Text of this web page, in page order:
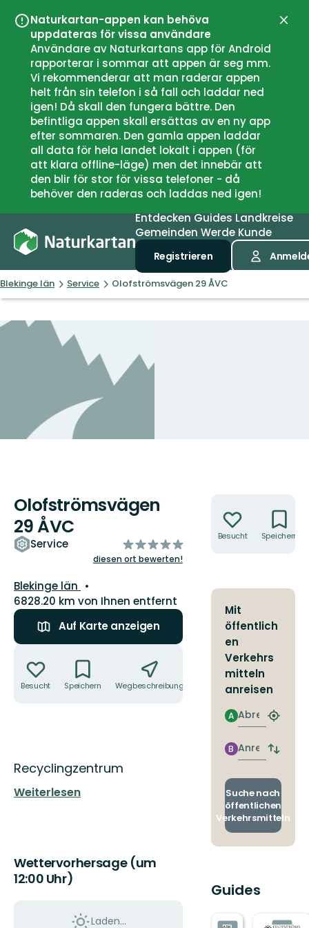
Naturkartan-appen kan behöva
uppdateras för vissa användare
Användare av Naturkartans app för Android
rapporterar i sommar att appen är seg mm.
Vi rekommenderar att man raderar appen
helt från sin telefon i så fall och laddar ned
igen! Då skall den fungera bättre. Den
befintliga appen skall ersättas av en ny app
efter sommaren. Den gamla appen laddar
all data för hela landet lokalt i appen (för
att klara offline-läge) men det innebär att
den blir för stor för vissa telefoner - då
behöver den raderas och laddas ned igen!
EntdeckenGuidesLandkreise
Gemeinden Werde Kunde
Registrieren
Blekinge län Service Olofströmsvägen 29 ÅVC
Olofströmsvägen
29 ÅVC
Service
von
5
diesen ort bewerten!
Landkreis:
Blekinge län
6828.20 km von Ihnen entfernt
Auf Karte anzeigen
Besucht Speichern Wegbeschreibung
Beschreibung
Recyclingzentrum
Weiterlesen
Wettervorhersage (um
12:00 Uhr)
Laden...
Besucht Speichern
Mit
öffentlich
en
Verkehrs
mitteln
anreisen
Abreise
A
finden
Anreise
B
Suche nach
öffentlichen
Verkehrsmitteln
Guides